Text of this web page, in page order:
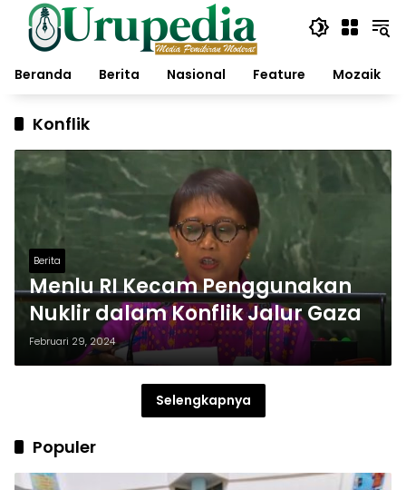
Langsung
konten
Beranda
Berita Nasional Feature Mozaik
Konflik
Berita
Menlu RI Kecam Penggunakan
Nuklir dalam Konflik Jalur Gaza
Februari 29, 2024
Selengkapnya
Populer